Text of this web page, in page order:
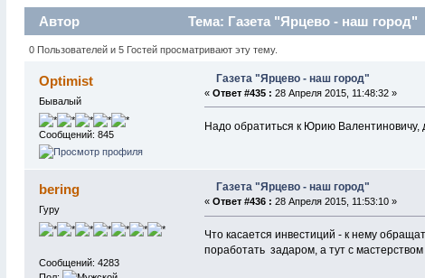
Автор Тема: Газета "Ярцево - наш город"
0 Пользователей и 5 Гостей просматривают эту тему.
Optimist
Бывалый
Сообщений: 845
Газета "Ярцево - наш город"
«Ответ #435 : 28 Апреля 2015, 11:48:32 »
Надо обратиться к Юрию Валентиновичу,
bering
Гуру
Сообщений: 4283
Газета "Ярцево - наш город"
«Ответ #436 : 28 Апреля 2015, 11:53:10 »
Что касается инвестиций - к нему
поработать задаром, а тут с